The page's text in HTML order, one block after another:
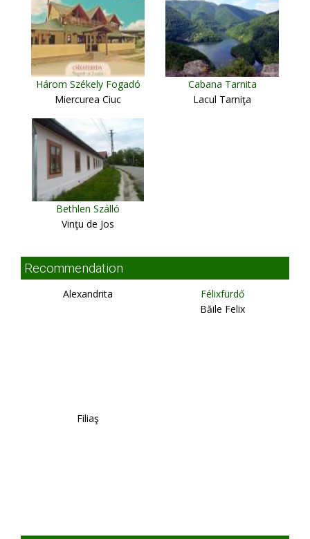
Három Székely Fogadó
Miercurea Ciuc
Cabana Tarnita
Lacul Tarniţa
Bethlen Szálló
Vinţu de Jos
Recommendation
Alexandrita
Félixfürdő
Băile Felix
Filiaş